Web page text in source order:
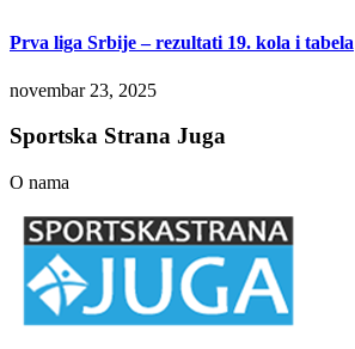
Prva liga Srbije – rezultati 19. kola i tabela
novembar 23, 2025
Sportska Strana Juga
O nama